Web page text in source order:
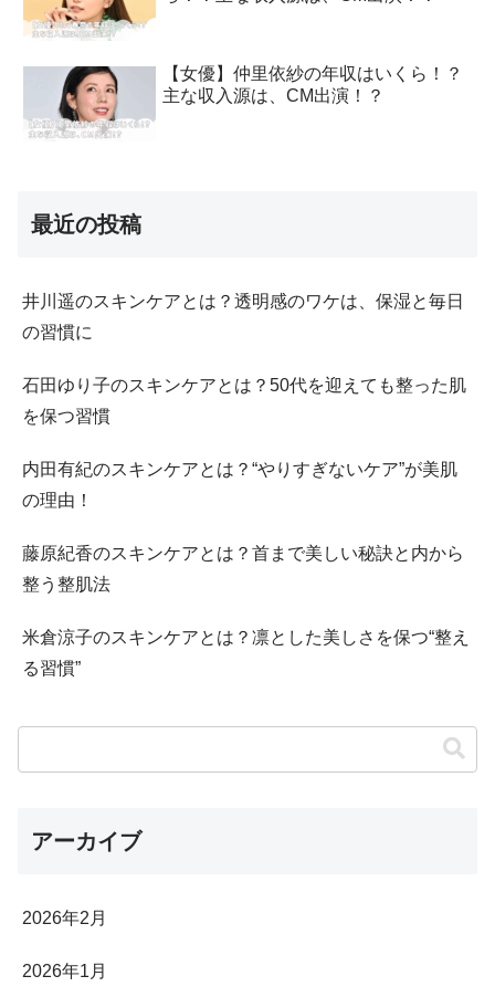
【女優】仲里依紗の年収はいくら！？
主な収入源は、CM出演！？
最近の投稿
井川遥のスキンケアとは？透明感のワケは、保湿と毎日
の習慣に
石田ゆり子のスキンケアとは？50代を迎えても整った肌
を保つ習慣
内田有紀のスキンケアとは？“やりすぎないケア”が美肌
の理由！
藤原紀香のスキンケアとは？首まで美しい秘訣と内から
整う整肌法
米倉涼子のスキンケアとは？凛とした美しさを保つ“整え
る習慣”
アーカイブ
2026年2月
2026年1月